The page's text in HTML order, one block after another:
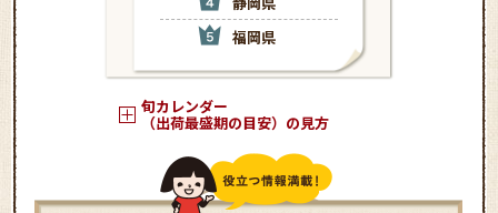
福岡県
埼
旬カレンダー
（出荷最盛期の目安）の見方